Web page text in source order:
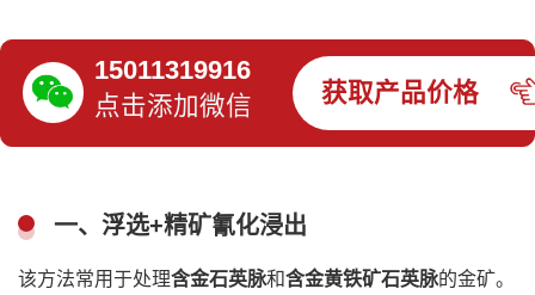
15011319916
点击添加微信
获取产品价格
一、浮选+精矿氰化浸出
该方法常用于处理含金石英脉和含金黄铁矿石英脉的金矿。